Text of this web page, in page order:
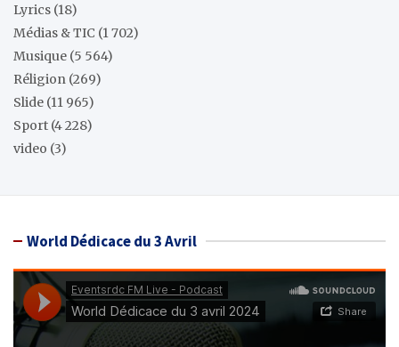
Lyrics (18)
Médias & TIC (1 702)
Musique (5 564)
Réligion (269)
Slide (11 965)
Sport (4 228)
video (3)
World Dédicace du 3 Avril